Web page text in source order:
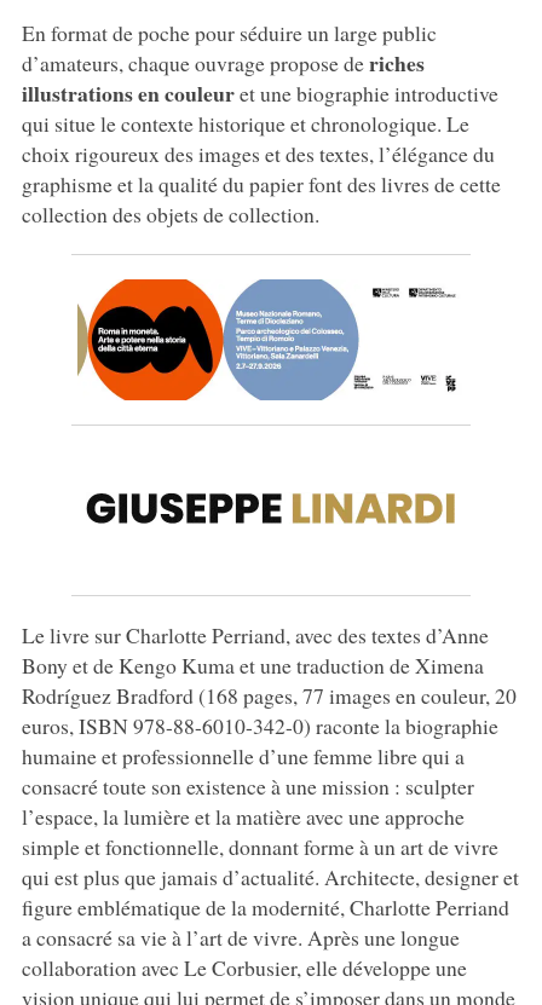
En format de poche pour séduire un large public
d’amateurs, chaque ouvrage propose deriches
illustrations en couleuret une biographie introductive
qui situe le contexte historique et chronologique. Le
choix rigoureux des images et des textes, l’élégance du
graphisme et la qualité du papier font des livres de cette
collection des objets de collection.
Le livre sur Charlotte Perriand, avec des textes d’Anne
Bony et de Kengo Kuma et une traduction de Ximena
Rodríguez Bradford (168 pages, 77 images en couleur, 20
euros, ISBN 978-88-6010-342-0) raconte la biographie
humaine et professionnelle d’une femme libre qui a
consacré toute son existence à une mission : sculpter
l’espace, la lumière et la matière avec une approche
simple et fonctionnelle, donnant forme à un art de vivre
qui est plus que jamais d’actualité. Architecte, designer et
figure emblématique de la modernité, Charlotte Perriand
a consacré sa vie à l’art de vivre. Après une longue
collaboration avec Le Corbusier, elle développe une
vision unique qui lui permet de s’imposer dans un monde